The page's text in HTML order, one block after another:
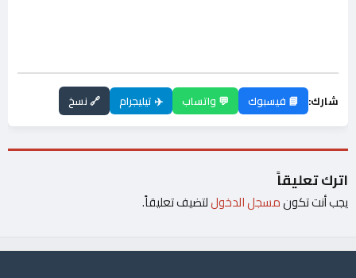
شارك: 📘 فيسبوك 💬 واتساب ✈️ تيليجرام 🔗 نسخ
اترك تعليقاً
يجب أنت تكونمسجل الدخوللتضيف تعليقاً.